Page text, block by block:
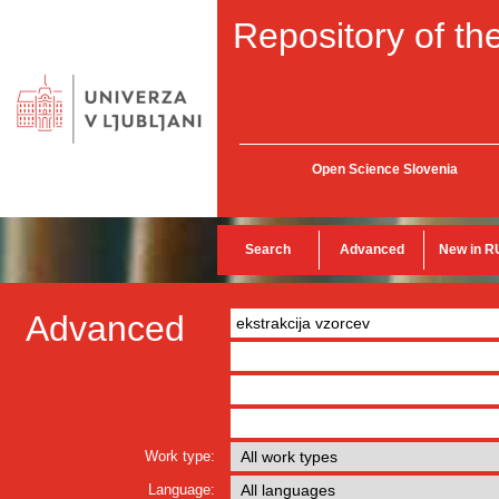
Repository of
Open Science Slovenia
Search Advanced New in
Advanced
Work type:
Language: